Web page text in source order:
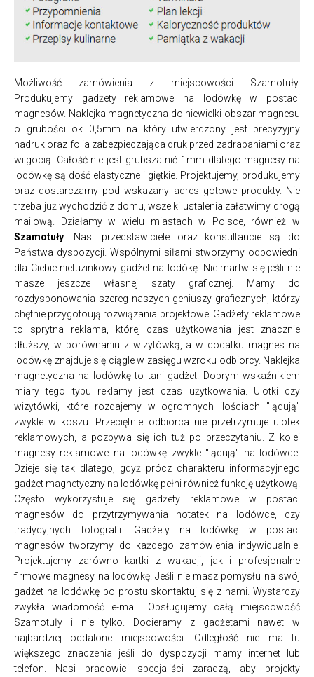
Możliwość zamówienia z miejscowości Szamotuły.
Produkujemy gadżety reklamowe na lodówkę w postaci
magnesów. Naklejka magnetyczna do niewielki obszar magnesu
o grubości ok 0,5mm na który utwierdzony jest precyzyjny
nadruk oraz folia zabezpieczająca druk przed zadrapaniami oraz
wilgocią. Całość nie jest grubsza nić 1mm dlatego magnesy na
lodówkę są dość elastyczne i giętkie. Projektujemy, produkujemy
oraz dostarczamy pod wskazany adres gotowe produkty. Nie
trzeba już wychodzić z domu, wszelki ustalenia załatwimy drogą
mailową. Działamy w wielu miastach w Polsce, również w
Szamotuły . Nasi przedstawiciele oraz konsultancie są do
Państwa dyspozycji. Wspólnymi siłami stworzymy odpowiedni
dla Ciebie nietuzinkowy gadżet na lodókę. Nie martw się jeśli nie
masze jeszcze własnej szaty graficznej. Mamy do
rozdysponowania szereg naszych geniuszy graficznych, którzy
chętnie przygotoują rozwiązania projektowe. Gadżety reklamowe
to sprytna reklama, której czas użytkowania jest znacznie
dłuższy, w porównaniu z wizytówką, a w dodatku magnes na
lodówkę znajduje się ciągle w zasięgu wzroku odbiorcy. Naklejka
magnetyczna na lodówkę to tani gadżet. Dobrym wskaźnikiem
miary tego typu reklamy jest czas użytkowania. Ulotki czy
wizytówki, które rozdajemy w ogromnych ilościach "lądują"
zwykle w koszu. Przeciętnie odbiorca nie przetrzymuje ulotek
reklamowych, a pozbywa się ich tuż po przeczytaniu. Z kolei
magnesy reklamowe na lodówkę zwykle "lądują" na lodówce.
Dzieje się tak dlatego, gdyż prócz charakteru informacyjnego
gadżet magnetyczny na lodówkę pełni również funkcję użytkową.
Często wykorzystuje się gadżety reklamowe w postaci
magnesów do przytrzymywania notatek na lodówce, czy
tradycyjnych fotografii. Gadżety na lodówkę w postaci
magnesów tworzymy do każdego zamówienia indywidualnie.
Projektujemy zarówno kartki z wakacji, jak i profesjonalne
firmowe magnesy na lodówkę. Jeśli nie masz pomysłu na swój
gadżet na lodówkę po prostu skontaktuj się z nami. Wystarczy
zwykła wiadomość e-mail. Obsługujemy całą miejscowość
Szamotuły i nie tylko. Docieramy z gadżetami nawet w
najbardziej oddalone miejscowości. Odległość nie ma tu
większego znaczenia jeśli do dyspozycji mamy internet lub
telefon. Nasi pracowici specjaliści zaradzą, aby projekty